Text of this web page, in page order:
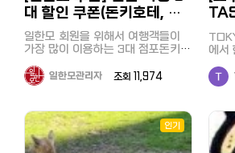
대 할인 쿠폰(돈키호테, 마
츠모토 키요시, 빅카메라)
일한모 회원을 위해서 여행객들이
가장 많이 이용하는 3대 점포돈키호
인 쿠폰을 준비했습니다. 구매액에
따라 최대 10% + 면세 10%, 20%
여권의 제시가 필요하며 일본 거주
민은 할인을 받으실 수 없습니다^^;;
1. 일본 쇼핑의 대명사 돈키호테 돈
일한모관리자 조회 11,974
시
에서
죠.
서
다. 목
냐
에
인기